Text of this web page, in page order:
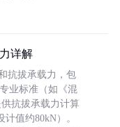
详解
抗拔承载力，包
业标准（如《混
抗拔承载力计算
值约80kN）。